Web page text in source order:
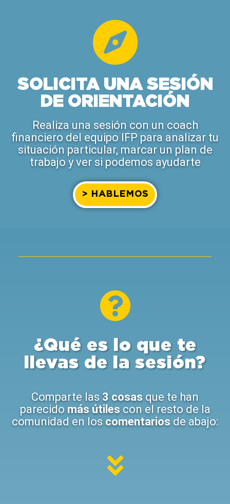
SOLICITA UNA SESIÓN
DE ORIENTACIÓN
Realiza una sesión con un coach
financiero del equipo IFP para analizar tu
situación particular, marcar un plan de
trabajo y ver si podemos ayudarte
> HABLEMOS
¿Qué es lo que te
llevas de la sesión?
Comparte las 3 cosas que te han
parecido más útiles con el resto de la
comunidad en los comentarios de abajo: